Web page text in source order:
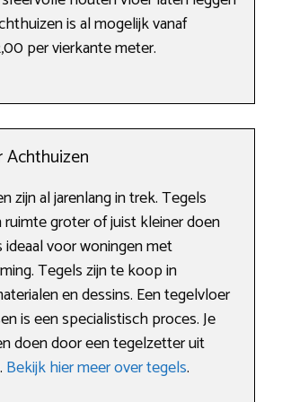
is al mogelijk vanaf
per vierkante meter.
zijn al jarenlang in trek. Tegels
ruimte groter of juist kleiner doen
ideaal voor woningen met
Tegels zijn te koop in
en dessins. Een tegelvloer
is een specialistisch proces. Je
doen door een tegelzetter uit
Bekijk hier meer over tegels.